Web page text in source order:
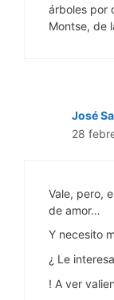
árboles por
Montse, de
José
28
Vale, pero,
de amor…
Y necesito
¿ Le
! A ver